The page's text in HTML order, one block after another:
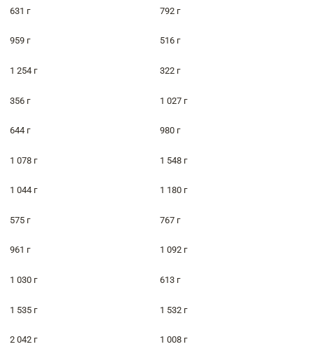
631 г 792 г
959 г 516 г
1 254 г 322 г
356 г 1 027 г
644 г 980 г
1 078 г 1 548 г
1 044 г 1 180 г
575 г 767 г
961 г 1 092 г
1 030 г 613 г
1 535 г 1 532 г
2 042 г 1 008 г